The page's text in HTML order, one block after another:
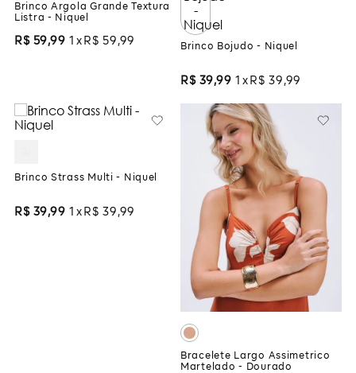
Brinco Argola Grande Textura
Listra - Niquel
R$ 59,99 1 R$ 59 ,99 Brinco Bojudo - Niquel
R$ 39,99 1 R$ 39 ,99
Brinco Strass Multi - Niquel
R$ 39,99 1 R$ 39 ,99
Bracelete Largo Assimetrico
Martelado - Dourado